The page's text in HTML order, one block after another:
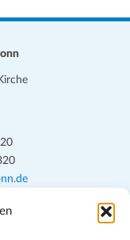
zentralen